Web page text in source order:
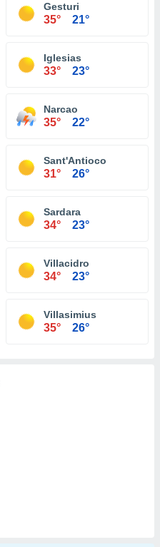
Gesturi
35° 21°
Iglesias
33° 23°
Narcao
35° 22°
Sant'Antioco
31° 26°
Sardara
34° 23°
Villacidro
34° 23°
Villasimius
35° 26°